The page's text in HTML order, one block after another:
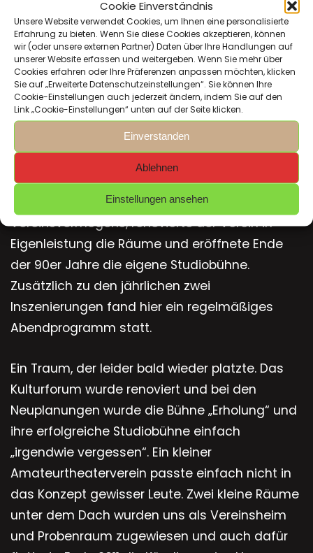
Cookie Einverständnis
Unsere Website verwendet Cookies, um Ihnen eine personalisierte
Erfahrung zu bieten. Wenn Sie diese Cookies akzeptieren, können
wir (oder unsere externen Partner) Daten über Ihre Handlungen auf
unserer Website erfassen und weitergeben. Wenn Sie mehr über
Cookies erfahren oder Ihre Präferenzen anpassen möchten, klicken
Sie auf „Erweiterte Datenschutzeinstellungen“. Sie können Ihre
Cookie-Einstellungen auch jederzeit ändern, indem Sie auf den
Link „Cookie-Einstellungen“ unten auf der Seite klicken.
Einverstanden
Ablehnen
Einstellungen ansehen
Wechselnde Spielorte Und Turbulente Zeiten
Das Stadttheater Fürth war ein häufiger Spielort
der Bühne und das Berolzheimerianum war
viele Jahre unsere Hausbühne. Letztendlich
mussten wir der Comödie Fürth weichen. Mit
der Möglichkeit im „Kulturforum Schlachthof“
ein eigenes kleines Theater aufzubauen ging in
den 90er Jahren ein großer Traum in Erfüllung.
In Mühevoller Arbeit und Einsatz des
Vereinsvermögens, renovierte der Verein in
Eigenleistung die Räume und eröffnete Ende
der 90er Jahre die eigene Studiobühne.
Zusätzlich zu den jährlichen zwei
Inszenierungen fand hier ein regelmäßiges
Abendprogramm statt.
Ein Traum, der leider bald wieder platzte. Das
Kulturforum wurde renoviert und bei den
Neuplanungen wurde die Bühne „Erholung“ und
ihre erfolgreiche Studiobühne einfach
„irgendwie vergessen“. Ein kleiner
Amateurtheaterverein passte einfach nicht in
das Konzept gewisser Leute. Zwei kleine Räume
unter dem Dach wurden uns als Vereinsheim
und Probenraum zugewiesen und auch dafür